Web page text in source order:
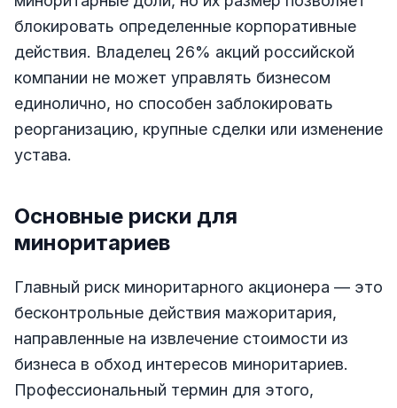
блокировать определенные корпоративные
действия. Владелец 26% акций российской
компании не может управлять бизнесом
единолично, но способен заблокировать
реорганизацию, крупные сделки или изменение
устава.
Основные риски для
миноритариев
Главный риск миноритарного акционера — это
бесконтрольные действия мажоритария,
направленные на извлечение стоимости из
бизнеса в обход интересов миноритариев.
Профессиональный термин для этого,